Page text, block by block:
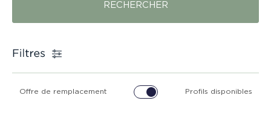
RECHERCHER
Offre de remplacement Profils disponibles